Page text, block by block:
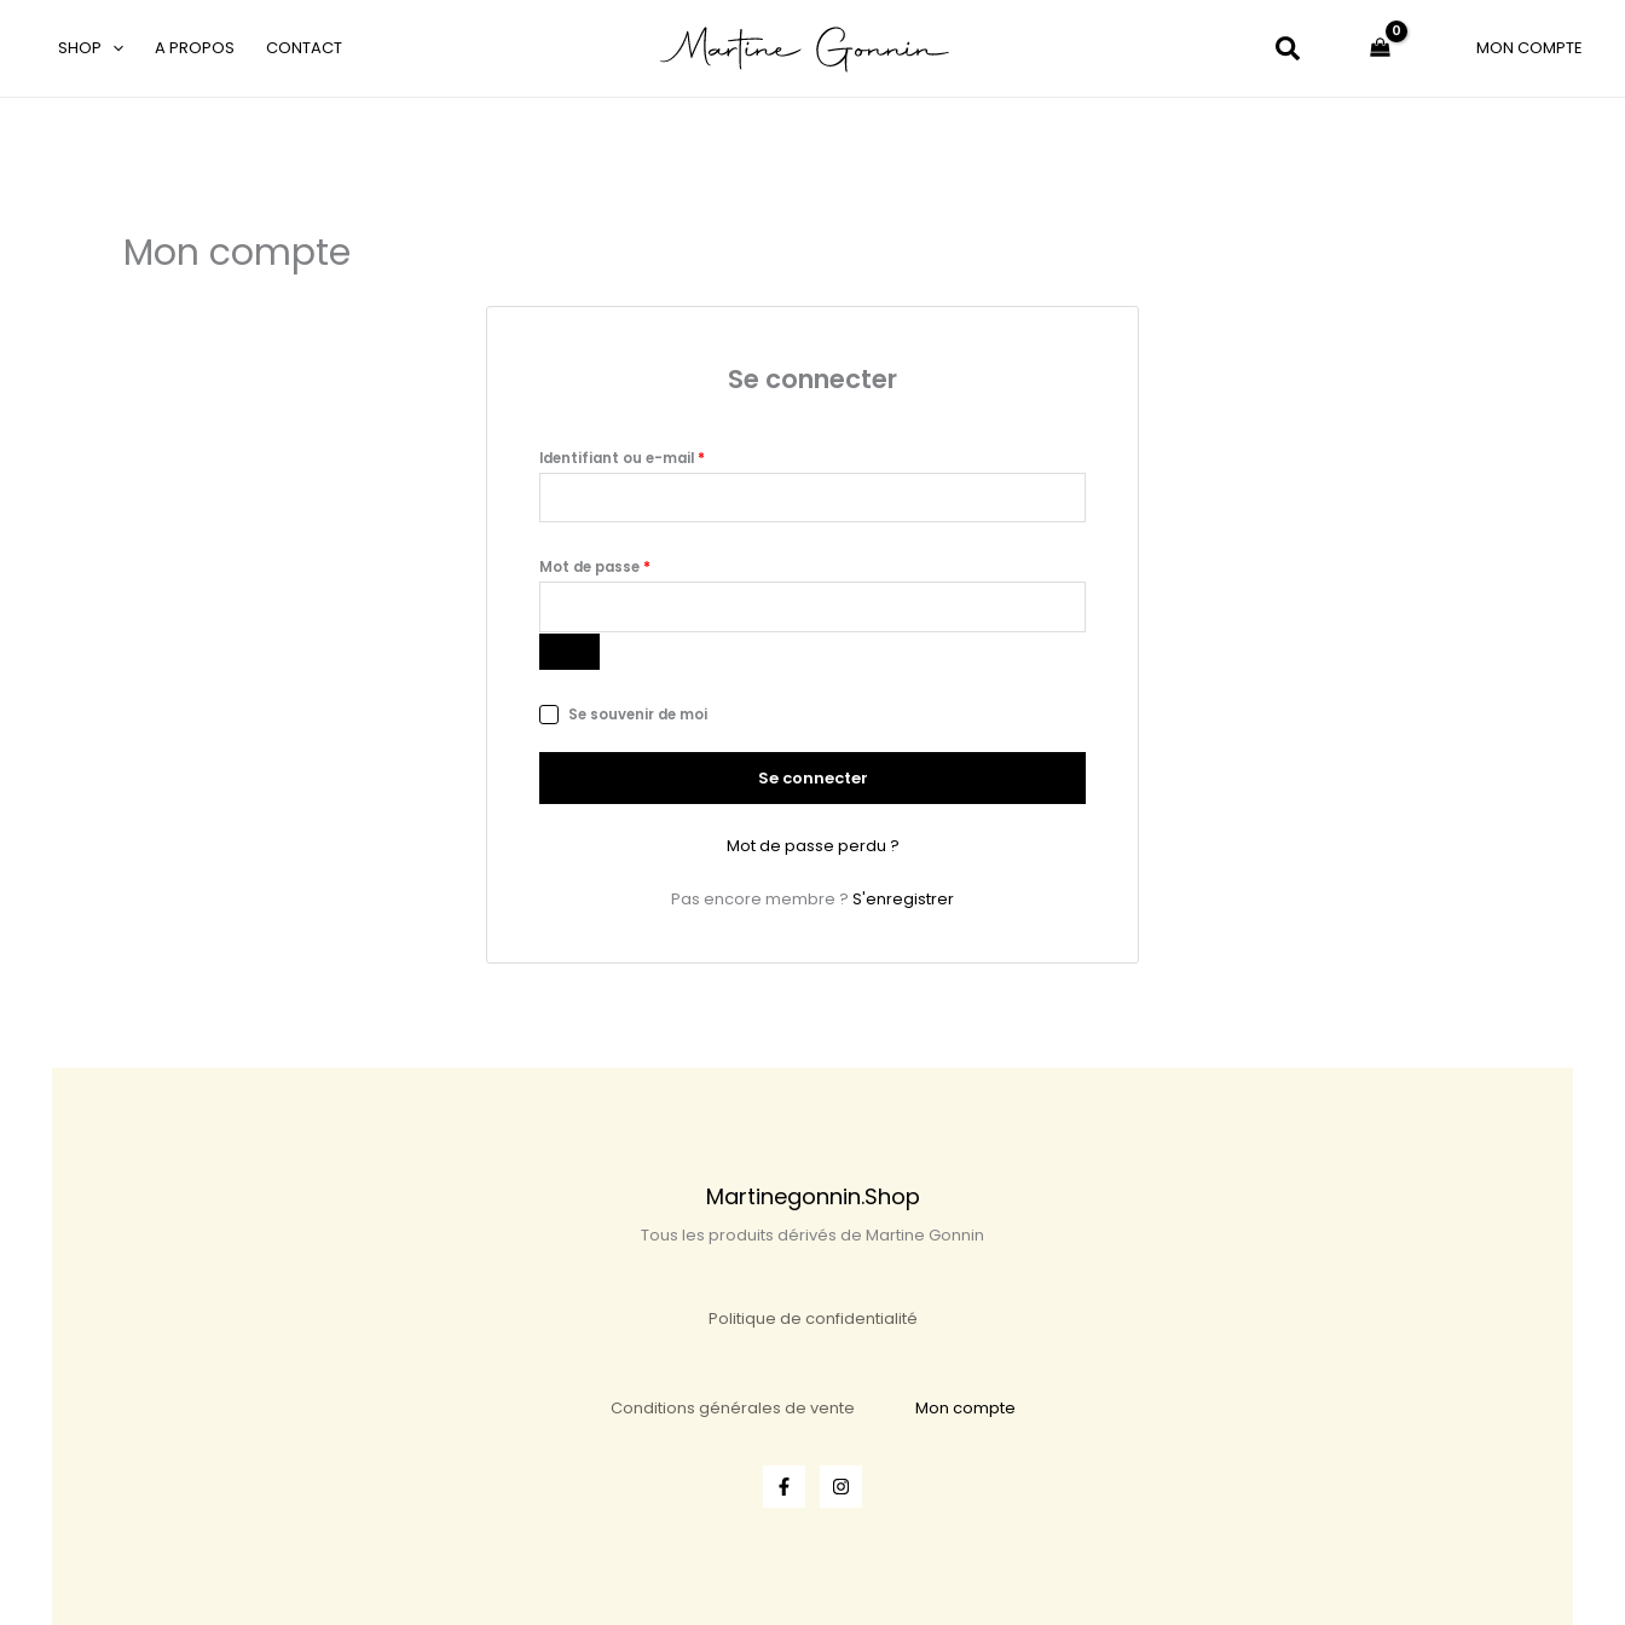
SHOP A PROPOS CONTACT MON COMPTE
Mon compte
Se connecter
Identifiant ou e-mail *
Mot de passe *
Se souvenir de moi
Se connecter
Mot de passe perdu ?
Pas encore membre ? S'enregistrer
Martinegonnin.shop
Tous les produits dérivés de Martine Gonnin
Politique de confidentialité
Conditions générales de vente Mon compte